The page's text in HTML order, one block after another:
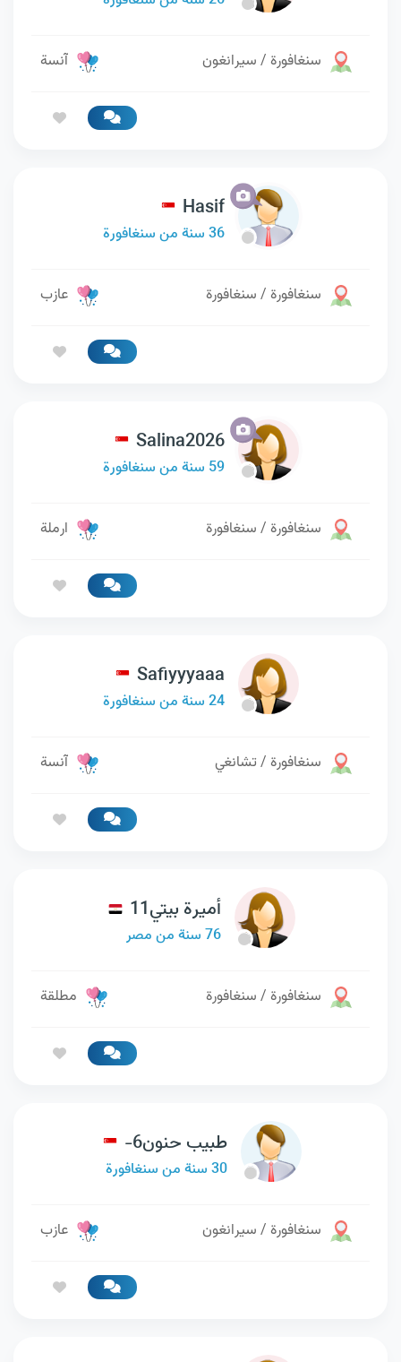
سنغافورة / سيرانغون آنسة
Hasif
36 سنة من سنغافورة
سنغافورة / سنغافورة عازب
Salina2026
59 سنة من سنغافورة
سنغافورة / سنغافورة ارملة
Safiyyyaaa
24 سنة من سنغافورة
سنغافورة / تشانغي آنسة
أميرة بيتي11
76 سنة من مصر
سنغافورة / سنغافورة مطلقة
طبيب حنون6-
30 سنة من سنغافورة
سنغافورة / سيرانغون عازب